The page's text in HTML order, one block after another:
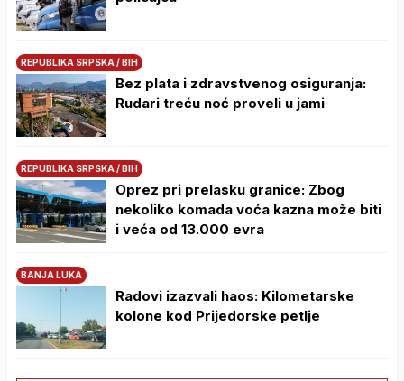
REPUBLIKA SRPSKA / BIH
Bez plata i zdravstvenog osiguranja:
Rudari treću noć proveli u jami
REPUBLIKA SRPSKA / BIH
Oprez pri prelasku granice: Zbog
nekoliko komada voća kazna može biti
i veća od 13.000 evra
BANJA LUKA
Radovi izazvali haos: Kilometarske
kolone kod Prijedorske petlje